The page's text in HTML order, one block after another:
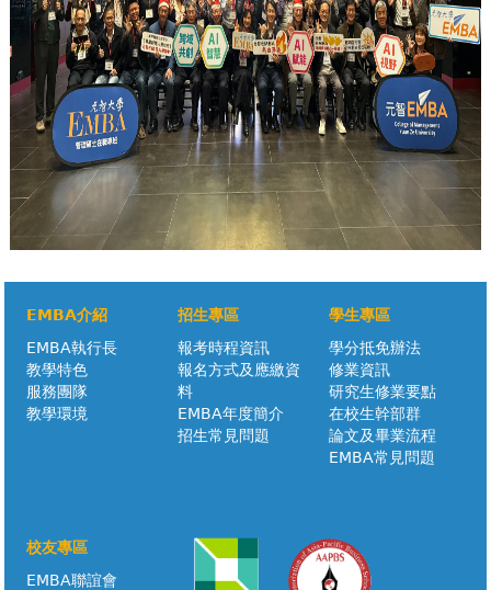
EMBA介紹
EMBA執行長
教學特色
服務團隊
教學環境
招生專區
報考時程資訊
報名方式及應繳資
料
EMBA年度簡介
招生常見問題
學生專區
學分抵免辦法
修業資訊
研究生修業要點
在校生幹部群
論文及畢業流程
EMBA常見問題
校友專區
EMBA聯誼會